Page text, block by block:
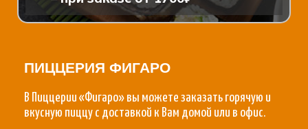
ПИЦЦЕРИЯ ФИГАРО
В Пиццерии «Фигаро» вы можете заказать горячую и
вкусную пиццу с доставкой к Вам домой или в офис.